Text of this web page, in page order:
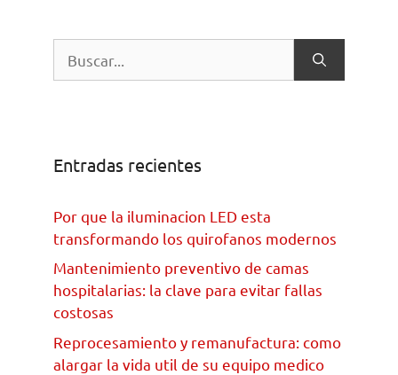
Entradas recientes
Por que la iluminacion LED esta
transformando los quirofanos modernos
Mantenimiento preventivo de camas
hospitalarias: la clave para evitar fallas
costosas
Reprocesamiento y remanufactura: como
alargar la vida util de su equipo medico